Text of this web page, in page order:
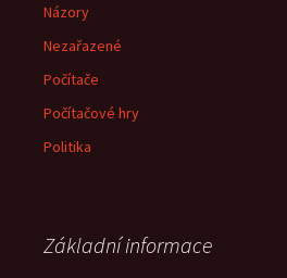
Názory
Nezařazené
Počítače
Počítačové hry
Politika
Základní informace